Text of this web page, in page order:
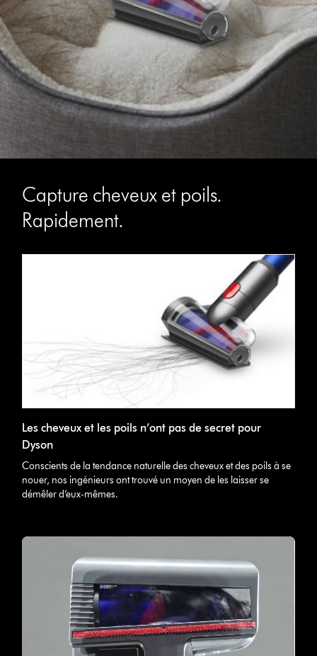
Capture cheveux et poils.
Rapidement.
Les cheveux et les poils n’ont pas de secret pour
Dyson
Conscients de la tendance naturelle des cheveux et des poils à se
nouer, nos ingénieurs ont trouvé un moyen de les laisser se
démêler d’eux-mêmes.